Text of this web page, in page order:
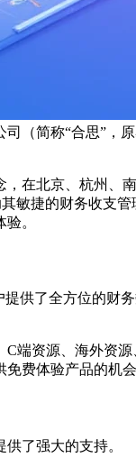
（简称“合思”，
在北京、杭州、
敏捷的财务收支
。
供了全方位的财
端资源、海外资
费体验产品的机
了强大的支持。